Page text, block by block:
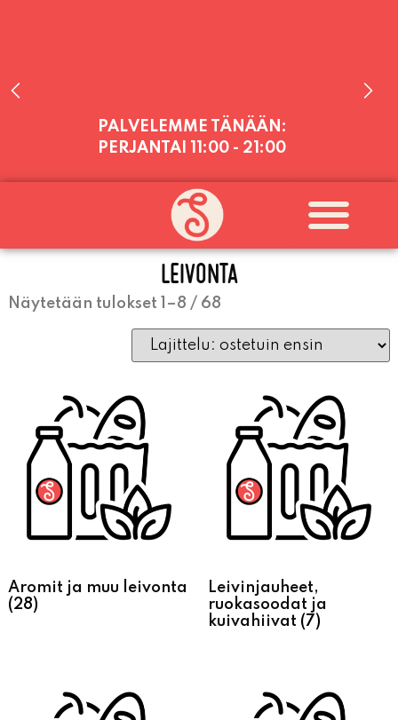
PALVELEMME TÄNÄÄN:
PERJANTAI 11:00 - 21:00
PALVELEMME PÄIVITTÄIN (MA-SU
KLO 11-21) SUNNUNTAIHIN 16.8.
SAAKKA JONKA JÄLKEEN OLEMME
AVOINNA VIIKONLOPPUISIN (PE-
SU) ELOKUUN LOPPUUN ASTI
LÄMPIMÄSTI TERVETULOA!
LEIVONTA
Näytetään tulokset 1–8 / 68
Aromit ja muu leivonta
(28)
Leivinjauheet,
ruokasoodat ja
kuivahiivat (7)